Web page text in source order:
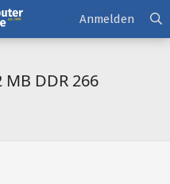
Anmelden
DDR 266